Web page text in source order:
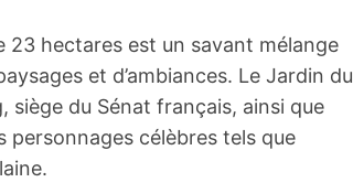
23 hectares est un savant mélange
et d’ambiances. Le Jardin du
siège du Sénat français, ainsi que
personnages célèbres tels que